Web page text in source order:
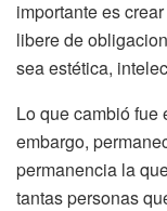
importante es
libere de
sea estética,
Lo que cambió fue
embargo,
permanencia la
tantas personas